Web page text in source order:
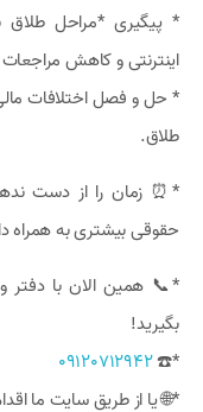
* پیگیری *مراحل
اینترنتی و کاهش
* حل و فصل اختلافات
طلاق.
*⏰ زمان را از دست
حقوقی بیشتری به همراه
*📞 همین الان با دفتر
بگیرید!
*☎️
09120712942
*🌐 یا از طریق سایت ما